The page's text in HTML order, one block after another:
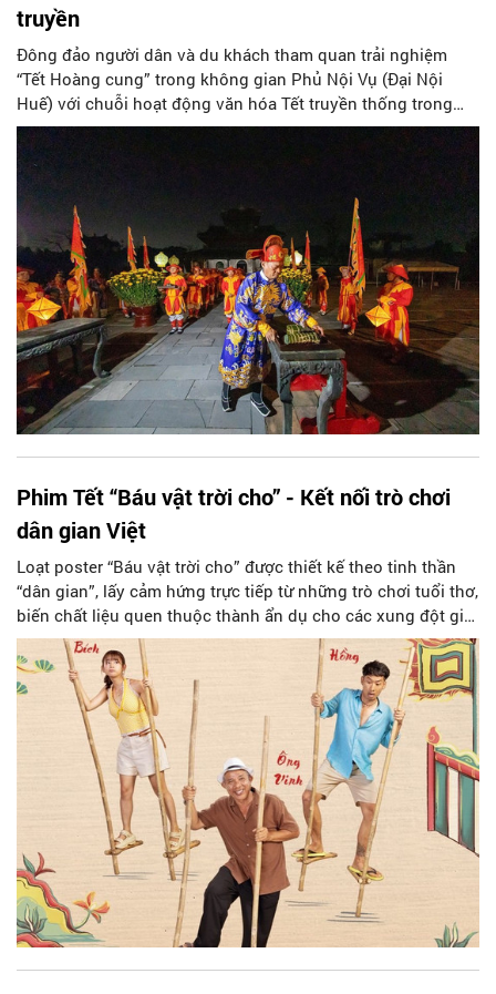
truyền
Đông đảo người dân và du khách tham quan trải nghiệm
“Tết Hoàng cung” trong không gian Phủ Nội Vụ (Đại Nội
Huế) với chuỗi hoạt động văn hóa Tết truyền thống trong
chốn Hoàng cung xưa.
Phim Tết “Báu vật trời cho” - Kết nối trò chơi
dân gian Việt
Loạt poster “Báu vật trời cho” được thiết kế theo tinh thần
“dân gian”, lấy cảm hứng trực tiếp từ những trò chơi tuổi thơ,
biến chất liệu quen thuộc thành ẩn dụ cho các xung đột gia
đình, tình yêu và lựa chọn của nhân vật. Phim dự kiến chính
thức ra rạp vào mùng 1 Tết 2026.